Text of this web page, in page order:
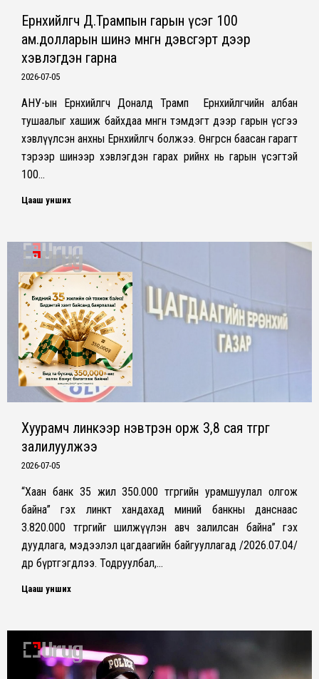
Ерөнхийлөгч Д.Трампын гарын үсэг 100
ам.долларын шинэ мөнгөн дэвсгэрт дээр
хэвлэгдэн гарна
2026-07-05
АНУ-ын Ерөнхийлөгч Доналд Трамп Ерөнхийлөгчийн албан
тушаалыг хашиж байхдаа мөнгөн тэмдэгт дээр гарын үсгээ
хэвлүүлсэн анхны Ерөнхийлөгч болжээ. Өнгөрсөн баасан гарагт
тэрээр шинээр хэвлэгдэн гарах өөрийнх нь гарын үсэгтэй
100…
Цааш унших
Хуурамч линкээр нэвтрэн орж 3,8 сая төгрөгөө
залилуулжээ
2026-07-05
“Хаан банк 35 жил 350.000 төгрөгийн урамшуулал олгож
байна” гэх линкт хандахад миний банкны данснаас
3.820.000 төгрөгийг шилжүүлэн авч залилсан байна” гэх
дуудлага, мэдээлэл цагдаагийн байгууллагад /2026.07.04/
өдөр бүртгэгдлээ. Тодруулбал,…
Цааш унших